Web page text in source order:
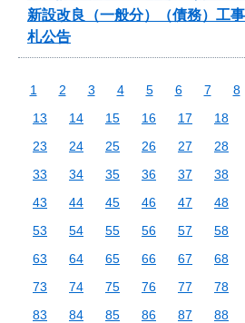
新設改良（一般分）（債務）工
札公告
1 2 3 4 5 6 7 8
13
14 15 16 17 18
23
24 25 26 27 28
33
34 35 36 37 38
43
44 45 46 47 48
53
54 55 56 57 58
63
64 65 66 67 68
73
74 75 76 77 78
83
84 85 86 87 88